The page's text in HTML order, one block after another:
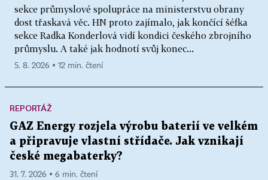
sekce průmyslové spolupráce na ministerstvu obrany
dost třaskavá věc. HN proto zajímalo, jak končící šéfka
sekce Radka Konderlová vidí kondici českého zbrojního
průmyslu. A také jak hodnotí svůj konec...
5. 8. 2026 ▪ 12 min. čtení
REPORTÁŽ
GAZ Energy rozjela výrobu baterií ve velkém
a připravuje vlastní střídače. Jak vznikají
české megabaterky?
31. 7. 2026 ▪ 6 min. čtení